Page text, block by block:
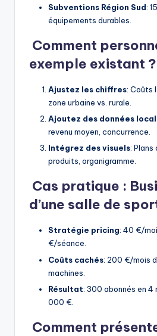
Subventions Région Sud:
équipements durables.
Comment
exemple existant ?
Ajustez les chiffres: Coûts
zone urbaine vs. rurale.
Ajoutez des données
revenu moyen, concurrence.
Intégrez des visuels:
produits, organigramme.
Cas pratique :
d’une salle de
Stratégie pricing: 40 €/
€/séance.
Coûts cachés: 200 €/mois
machines.
Résultat: 300 abonnés en 4
000 €.
Comment